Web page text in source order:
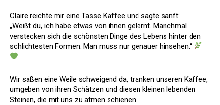
Claire reichte mir eine Tasse Kaffee und sagte sanft:
„Weißt du, ich habe etwas von ihnen gelernt. Manchmal
verstecken sich die schönsten Dinge des Lebens hinter den
schlichtesten Formen. Man muss nur genauer hinsehen.“
Wir saßen eine Weile schweigend da, tranken unseren Kaffee,
umgeben von ihren Schätzen und diesen kleinen lebenden
Steinen, die mit uns zu atmen schienen.